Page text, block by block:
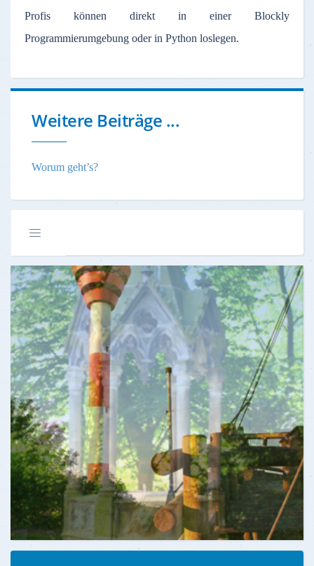
Profis können direkt in einer Blockly
Programmierumgebung oder in Python loslegen.
Weitere Beiträge ...
Worum geht’s?